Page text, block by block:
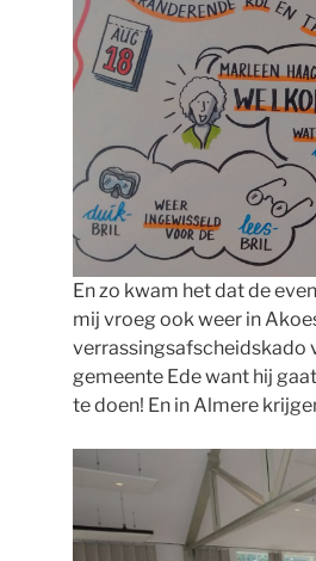
En zo kwam het dat de
mij vroeg ook weer in
verrassingsafscheidskado
gemeente Ede want hij
te doen! En in Almere